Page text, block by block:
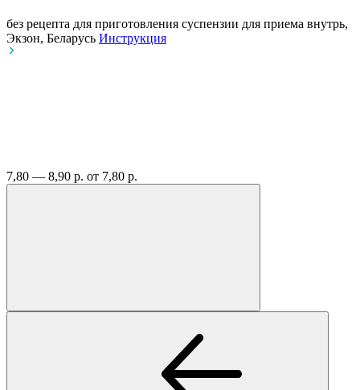
без рецепта для приготовления суспензии для приема внутрь,
Экзон, Беларусь Инструкция
7,80 — 8,90 р. от 7,80 р.